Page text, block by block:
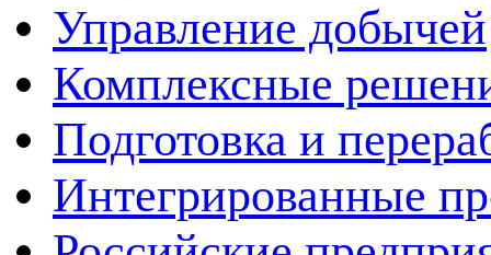
Управление добычей
Комплексные
Подготовка и
Интегрированные